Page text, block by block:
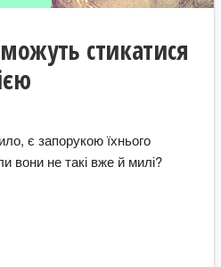
стикатися
є запорукою їхнього
вони не такі вже й милі?